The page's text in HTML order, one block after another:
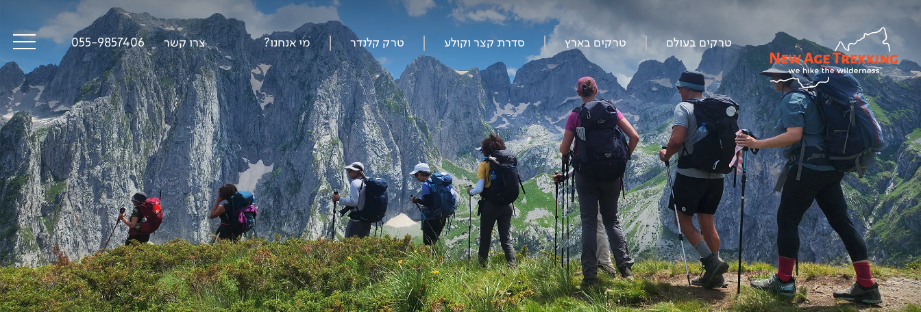
טרקים בעולם טרקים בארץ סדרת קצר וקולע טרק קלנדר מי אנחנו? צרו קשר 055-9857406
סיפורי דרך
פודקאסט טראק טוק
תקנון